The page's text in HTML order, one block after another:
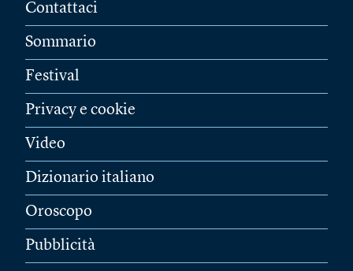
Contattaci
Sommario
Festival
Privacy e cookie
Video
Dizionario italiano
Oroscopo
Pubblicità